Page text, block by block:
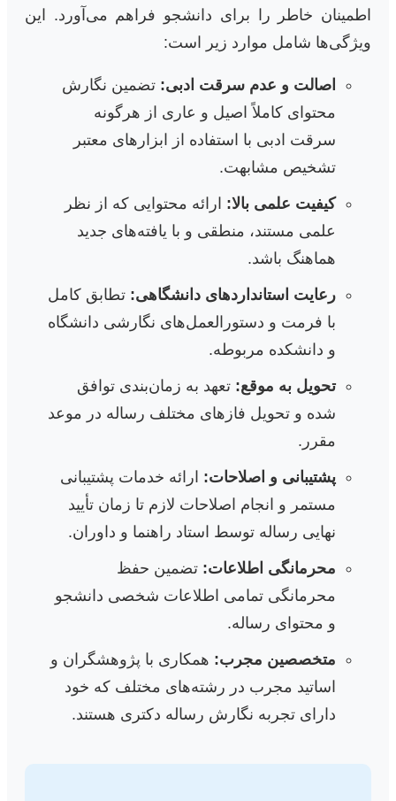
اطمینان خاطر را برای دانشجو فراهم می‌آورد. این
ویژگی‌ها شامل موارد زیر است:
اصالت و عدم سرقت ادبی: تضمین نگارش
محتوای کاملاً اصیل و عاری از هرگونه
سرقت ادبی با استفاده از ابزارهای معتبر
تشخیص مشابهت.
کیفیت علمی بالا: ارائه محتوایی که از نظر
علمی مستند، منطقی و با یافته‌های جدید
هماهنگ باشد.
رعایت استانداردهای دانشگاهی: تطابق کامل
با فرمت و دستورالعمل‌های نگارشی دانشگاه
و دانشکده مربوطه.
تحویل به موقع: تعهد به زمان‌بندی توافق
شده و تحویل فازهای مختلف رساله در موعد
مقرر.
پشتیبانی و اصلاحات: ارائه خدمات پشتیبانی
مستمر و انجام اصلاحات لازم تا زمان تأیید
نهایی رساله توسط استاد راهنما و داوران.
محرمانگی اطلاعات: تضمین حفظ
محرمانگی تمامی اطلاعات شخصی دانشجو
و محتوای رساله.
متخصصین مجرب: همکاری با پژوهشگران و
اساتید مجرب در رشته‌های مختلف که خود
دارای تجربه نگارش رساله دکتری هستند.